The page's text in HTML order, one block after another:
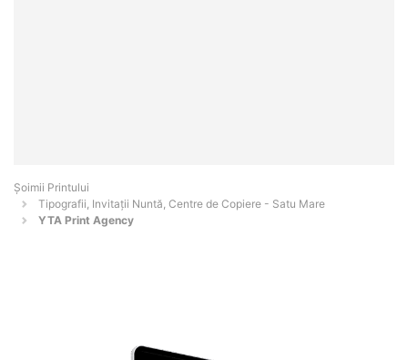
Şoimii Printului
Tipografii, Invitații Nuntă, Centre de Copiere - Satu Mare
YTA Print Agency